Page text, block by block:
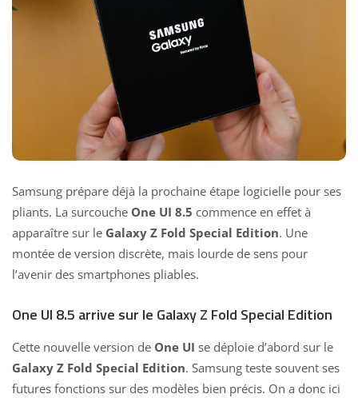
Samsung prépare déjà la prochaine étape logicielle pour ses
pliants. La surcouche One UI 8.5 commence en effet à
apparaître sur le Galaxy Z Fold Special Edition. Une
montée de version discrète, mais lourde de sens pour
l’avenir des smartphones pliables.
One UI 8.5 arrive sur le Galaxy Z Fold Special Edition
Cette nouvelle version de One UI se déploie d’abord sur le
Galaxy Z Fold Special Edition. Samsung teste souvent ses
futures fonctions sur des modèles bien précis. On a donc ici